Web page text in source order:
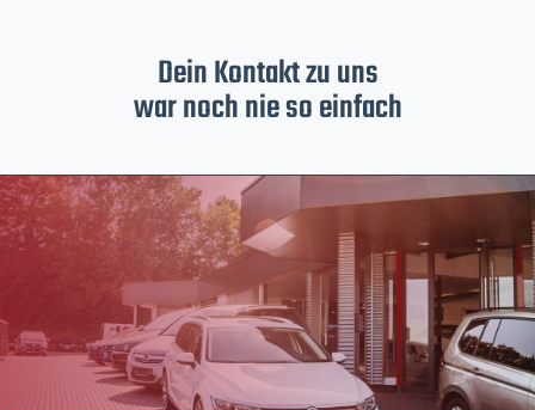
Dein Kontakt zu uns
war noch nie so einfach